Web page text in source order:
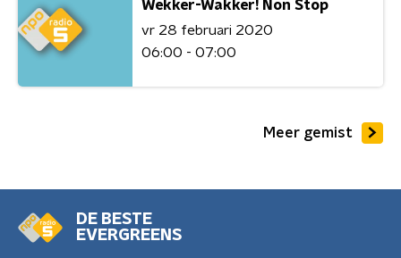
Wekker-Wakker! Non Stop
vr 28 februari 2020
06:00 - 07:00
Meer gemist
DE BESTE
EVERGREENS